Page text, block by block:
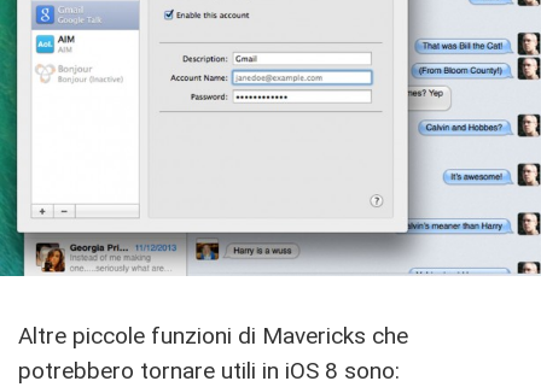
Altre piccole funzioni di Mavericks che
potrebbero tornare utili in iOS 8 sono: